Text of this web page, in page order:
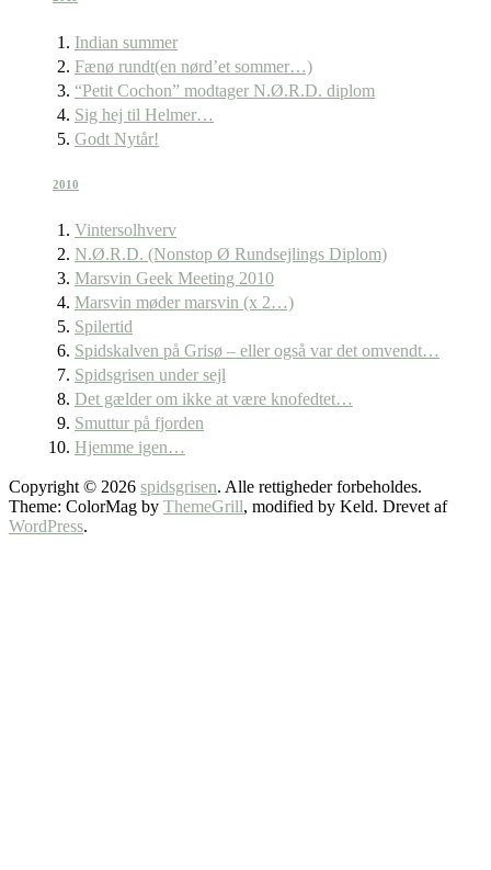
Indian summer
Fænø rundt(en nørd’et sommer…)
“Petit Cochon” modtager N.Ø.R.D. diplom
Sig hej til Helmer…
Godt Nytår!
2010
Vintersolhverv
N.Ø.R.D. (Nonstop Ø Rundsejlings Diplom)
Marsvin Geek Meeting 2010
Marsvin møder marsvin (x 2…)
Spilertid
Spidskalven på Grisø – eller også var det omvendt…
Spidsgrisen under sejl
Det gælder om ikke at være knofedtet…
Smuttur på fjorden
Hjemme igen…
Copyright © 2026 spidsgrisen. Alle rettigheder forbeholdes.
Theme: ColorMag by ThemeGrill, modified by Keld. Drevet af
WordPress.